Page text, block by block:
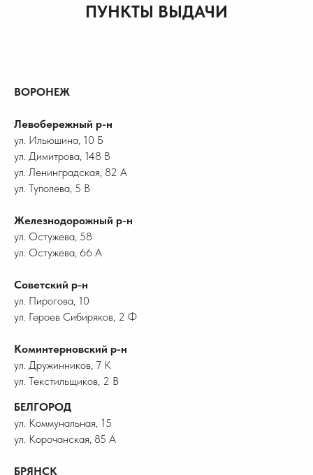
ПУНКТЫ ВЫДАЧИ
ВОРОНЕЖ
Левобережный р-н
ул. Ильюшина, 10 Б
ул. Димитрова, 148 В
ул. Ленинградская, 82 А
ул. Туполева, 5 В
Железнодорожный р-н
ул. Остужева, 58
ул. Остужева, 66 А
Советский р-н
ул. Пирогова, 10
ул. Героев Сибиряков, 2 Ф
Коминтерновский р-н
ул. Дружинников, 7 К
ул. Текстильщиков, 2 В
БЕЛГОРОД
ул. Коммунальная, 15
ул. Корочанская, 85 А
БРЯНСК